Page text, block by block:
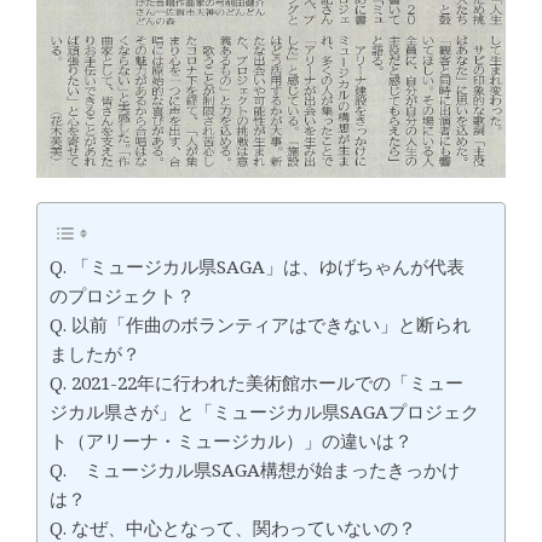
Q. 「ミュージカル県SAGA」は、ゆげちゃんが代表
のプロジェクト？
Q. 以前「作曲のボランティアはできない」と断られ
ましたが？
Q. 2021-22年に行われた美術館ホールでの「ミュー
ジカル県さが」と「ミュージカル県SAGAプロジェク
ト（アリーナ・ミュージカル）」の違いは？
Q. ミュージカル県SAGA構想が始まったきっかけ
は？
Q. なぜ、中心となって、関わっていないの？